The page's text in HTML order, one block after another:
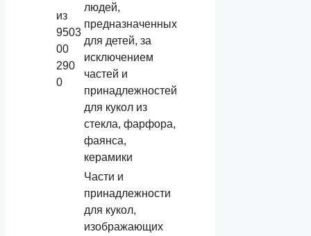
из
9503
00
290
0
людей,
предназначенных
для детей, за
исключением
частей и
принадлежностей
для кукол из
стекла, фарфора,
фаянса,
керамики
Части и
принадлежности
для кукол,
изображающих